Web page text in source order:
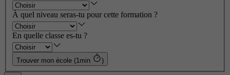
À quel niveau seras-tu pour cette formation ?
En quelle classe es-tu ?
Trouver mon école (1min )